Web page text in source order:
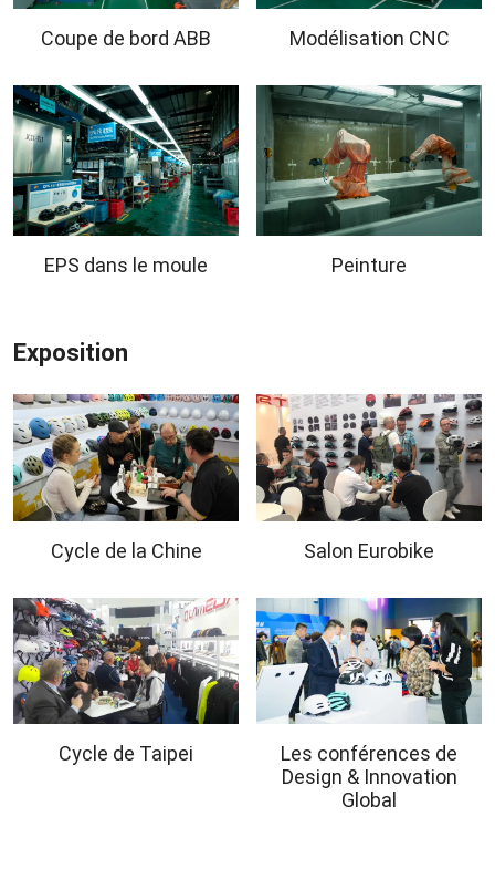
Coupe de bord ABB Modélisation CNC
EPS dans le moule Peinture
Exposition
Cycle de la Chine Salon Eurobike
Cycle de Taipei
Les conférences de
Design & Innovation
Global